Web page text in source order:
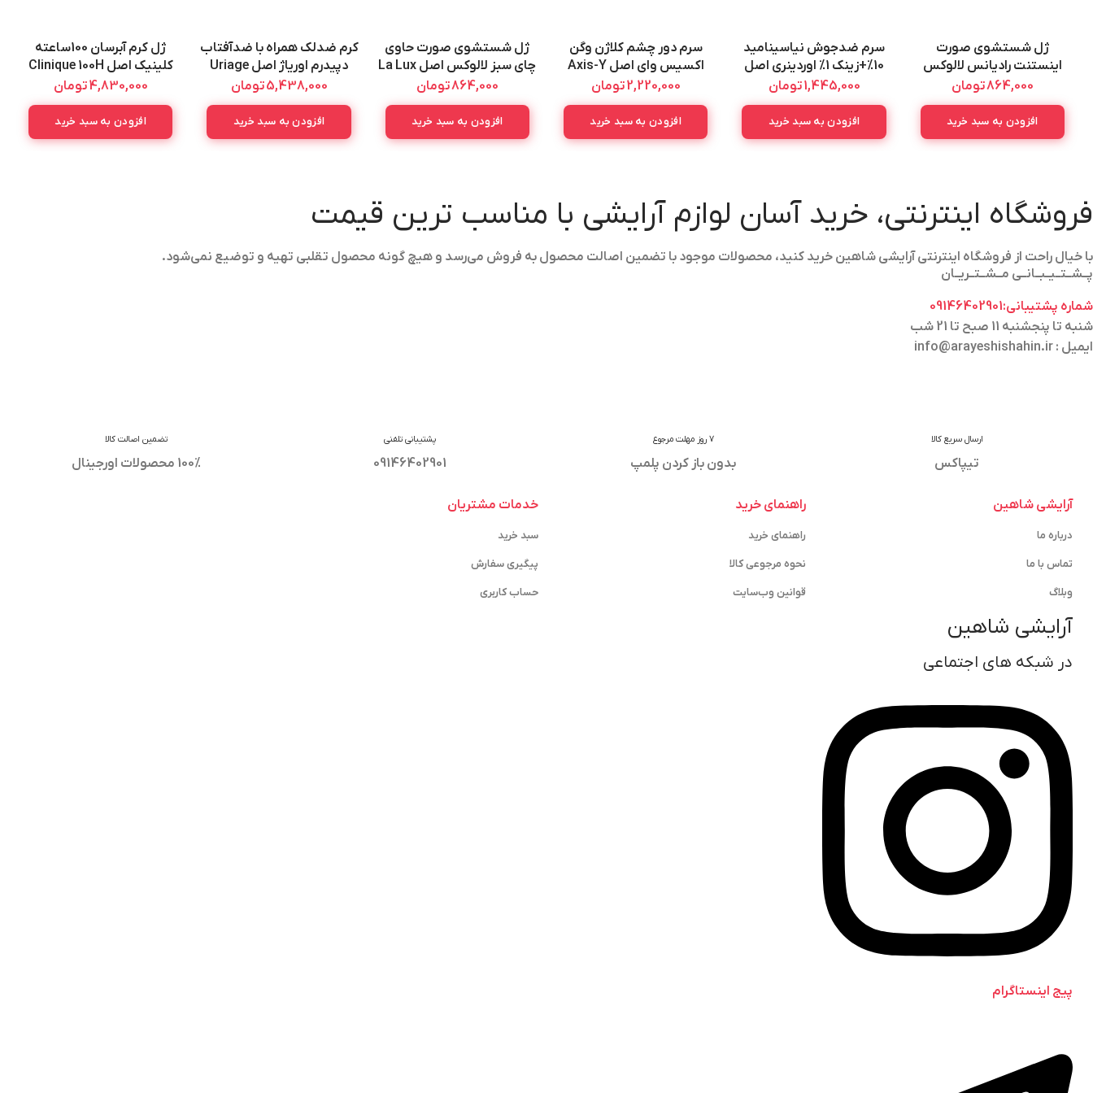
ژل شستشوی صورت
اینستنت رادیانس لالوکس
اصل La Luxe Instant
Radiance Wash Gel 400ML
864,000تومان
افزودن به سبد خرید
سرم ضدجوش نیاسینامید
10%+زینک 1% اوردینری اصل
Ordinary Niacinamid +Zinc
Serum 30ML
1,445,000تومان
افزودن به سبد خرید
سرم دور چشم کلاژن وگن
اکسیس وای اصل Axis-Y
Vegan Collagen Eye Serum
10ML
2,220,000تومان
افزودن به سبد خرید
ژل شستشوی صورت حاوی
چای سبز لالوکس اصل La Lux
Purifying Green Tea Wash
Gel 400ML
864,000تومان
افزودن به سبد خرید
کرم ضدلک همراه با ضدآفتاب
دپیدرم اوریاژ اصل Uriage
Depiderm Anti Dark Spot
Care Spf50 30ML
5,438,000تومان
افزودن به سبد خرید
ژل کرم آبرسان 100ساعته
کلینیک اصل Clinique 100H
Moisture Surge 50ML
4,830,000تومان
افزودن به سبد خرید
فروشگاه اینترنتی، خرید آسان لوازم آرایشی با مناسب ترین قیمت
با خیال راحت از فروشگاه اینترنتی آرایشی شاهین خرید کنید، محصولات موجود با تضمین اصالت محصول به فروش می‌رسد و هیچ گونه محصول تقلبی تهیه و توضیع نمی‌شود.
پــشــتــیــبــانــی مــشــتــریــان
شماره پشتیبانی:09146402901
شنبه تا پنجشنبه 11 صبح تا 21 شب
ایمیل : info@arayeshishahin.ir
ارسال سریع کالا
تیپاکس
7 روز مهلت مرجوع
بدون باز کردن پلمپ
پشتیبانی تلفنی
09146402901
تضمین اصالت کالا
100% محصولات اورجینال
آرایشی شاهین
درباره ما
تماس با ما
وبلاگ
آرایشی شاهین
در شبکه های اجتماعی
پیج اینستاگرام
راهنمای خرید
راهنمای خرید
نحوه مرجوعی کالا
قوانین وب‌سایت
خدمات مشتریان
سبد خرید
پیگیری سفارش
حساب کاربری